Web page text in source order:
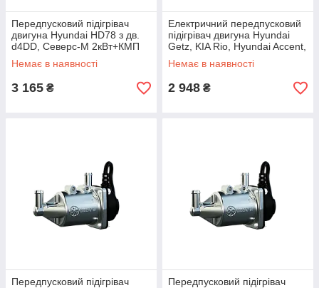
Передпусковий підігрівач
двигуна Hyundai HD78 з дв.
d4DD, Северс-М 2кВт+КМП
0053
Немає в наявності
3 165 ₴
Електричний передпусковий
підігрівач двигуна Hyundai
Getz, KIA Rio, Hyundai Accent,
1,5 кВт + КМП 0602
Немає в наявності
2 948 ₴
Передпусковий підігрівач
Передпусковий підігрівач